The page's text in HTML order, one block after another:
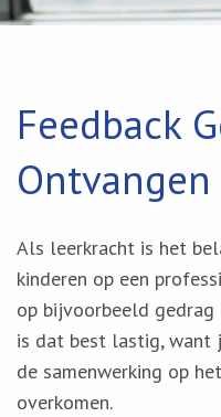
Feedback
Ontvangen
Als leerkracht is het
kinderen op een
op bijvoorbeeld gedrag
is dat best lastig, want
de samenwerking op
overkomen.